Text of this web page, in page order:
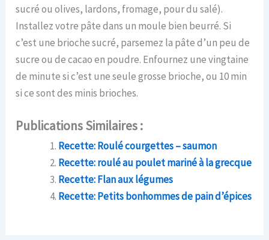
sucré ou olives, lardons, fromage, pour du salé).
Installez votre pâte dans un moule bien beurré. Si
c’est une brioche sucré, parsemez la pâte d’un peu de
sucre ou de cacao en poudre. Enfournez une vingtaine
de minute si c’est une seule grosse brioche, ou 10 min
si ce sont des minis brioches.
Publications Similaires :
Recette: Roulé courgettes – saumon
Recette: roulé au poulet mariné à la grecque
Recette: Flan aux légumes
Recette: Petits bonhommes de pain d’épices